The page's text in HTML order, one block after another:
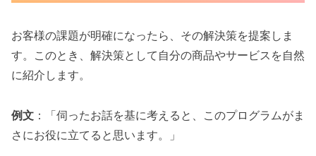
お客様の課題が明確になったら、その解決策を提案しま
す。このとき、解決策として自分の商品やサービスを自然
に紹介します。
例文 ：「伺ったお話を基に考えると、このプログラムがま
さにお役に立てると思います。」